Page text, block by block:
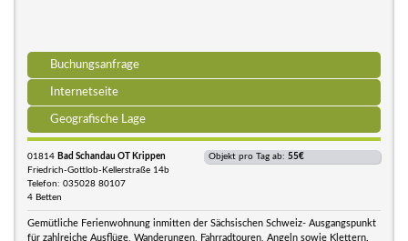
Buchungsanfrage
Internetseite
Geografische Lage
01814 Bad Schandau OT Krippen
Friedrich-Gottlob-Kellerstraße 14b
Telefon: 035028 80107
4 Betten
Objekt pro Tag ab: 55€
Gemütliche Ferienwohnung inmitten der Sächsischen Schweiz- Ausgangspunkt
für zahlreiche Ausflüge, Wanderungen, Fahrradtouren, Angeln sowie Klettern.